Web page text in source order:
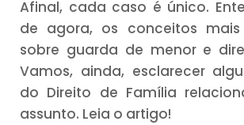
Afinal, cada caso é único.
de agora, os conceitos mais
sobre guarda de menor e
Vamos, ainda, esclarecer
do Direito de Família
assunto. Leia o artigo!